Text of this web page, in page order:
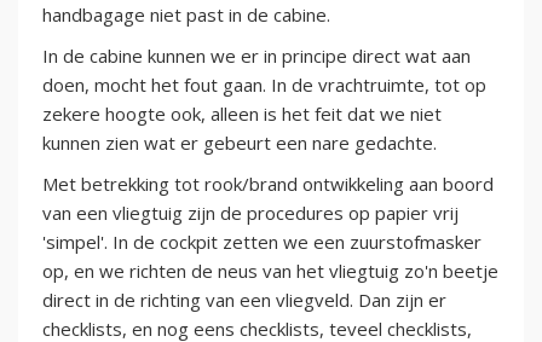
handbagage niet past in de cabine.
In de cabine kunnen we er in principe direct wat aan
doen, mocht het fout gaan. In de vrachtruimte, tot op
zekere hoogte ook, alleen is het feit dat we niet
kunnen zien wat er gebeurt een nare gedachte.
Met betrekking tot rook/brand ontwikkeling aan boord
van een vliegtuig zijn de procedures op papier vrij
'simpel'. In de cockpit zetten we een zuurstofmasker
op, en we richten de neus van het vliegtuig zo'n beetje
direct in de richting van een vliegveld. Dan zijn er
checklists, en nog eens checklists, teveel checklists,